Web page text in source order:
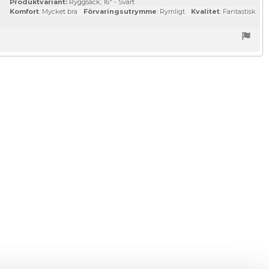
Produktvariant: Ryggsäck, 16" - Svart
Komfort: Mycket bra Förvaringsutrymme: Rymligt Kvalitet: Fantastisk